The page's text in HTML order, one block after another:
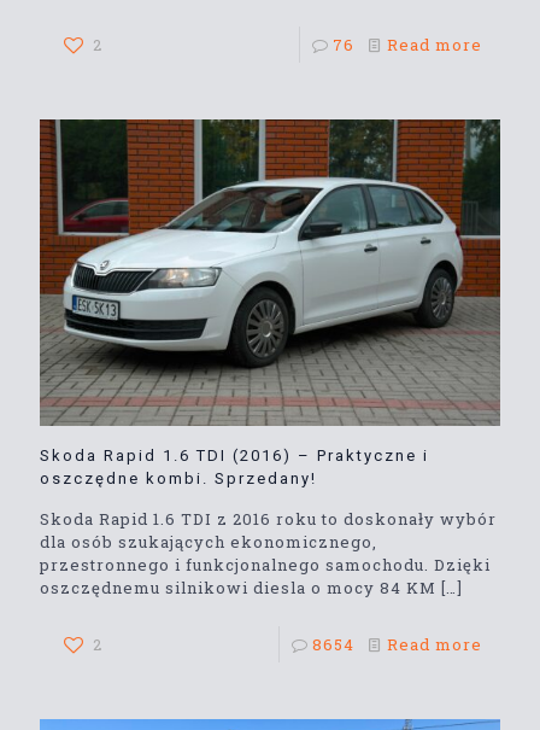
2 76 Read more
Skoda Rapid 1.6 TDI (2016) – Praktyczne i
oszczędne kombi. Sprzedany!
Skoda Rapid 1.6 TDI z 2016 roku to doskonały wybór
dla osób szukających ekonomicznego,
przestronnego i funkcjonalnego samochodu. Dzięki
oszczędnemu silnikowi diesla o mocy 84 KM […]
2 8654 Read more